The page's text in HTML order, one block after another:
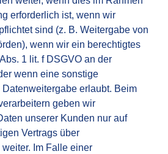
erforderlich ist, wenn wir
sind (z. B. Weitergabe von
wenn wir ein berechtigtes
1 lit. f DSGVO an der
wenn eine sonstige
erlaubt. Beim
geben wir
unserer Kunden nur auf
Vertrags über
Im Falle einer